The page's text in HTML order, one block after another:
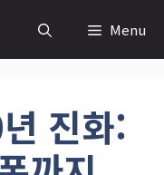
Menu
진화: